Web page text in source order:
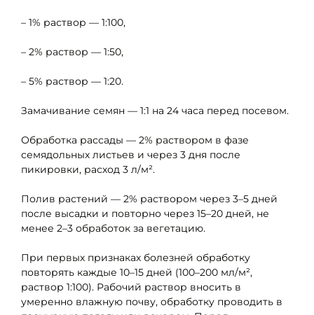
– 1% раствор — 1:100,
– 2% раствор — 1:50,
– 5% раствор — 1:20.
Замачивание семян — 1:1 на 24 часа перед посевом.
Обработка рассады — 2% раствором в фазе
семядольных листьев и через 3 дня после
пикировки, расход 3 л/м².
Полив растений — 2% раствором через 3–5 дней
после высадки и повторно через 15–20 дней, не
менее 2–3 обработок за вегетацию.
При первых признаках болезней обработку
повторять каждые 10–15 дней (100–200 мл/м²,
раствор 1:100). Рабочий раствор вносить в
умеренно влажную почву, обработку проводить в